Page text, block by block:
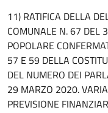
11) RATIFICA DELLA
COMUNALE N. 67 DEL
POPOLARE
57 E 59 DELLA
DEL NUMERO DEI
29 MARZO 2020.
PREVISIONE